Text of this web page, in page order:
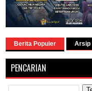
Berita Populer Arsip
PENCARIAN